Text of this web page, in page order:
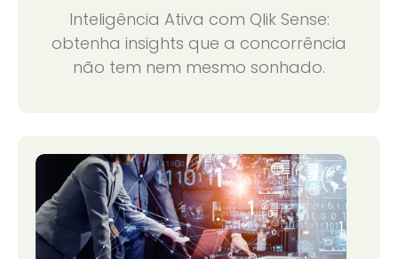
Inteligência Ativa com Qlik Sense:
obtenha insights que a concorrência
não tem nem mesmo sonhado.